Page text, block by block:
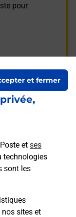
et ses
technologies
sont les
sites et
et fermer
pour
que